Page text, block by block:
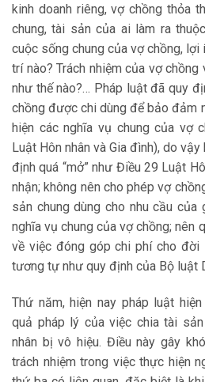
kinh doanh riêng, vợ chồng thỏa
chung, tài sản của ai làm ra
cuộc sống chung của vợ chồng,
trí nào? Trách nhiệm của vợ
như thế nào?… Pháp luật đã quy
chồng được chi dùng để bảo đảm
hiện các nghĩa vụ chung của vợ
Luật Hôn nhân và Gia đình), do
định quá “mở” như Điều 29 Luật
nhận; không nên cho phép vợ
sản chung dùng cho nhu cầu
nghĩa vụ chung của vợ chồng; nên
về việc đóng góp chi phí cho đời
tương tự như quy định của Bộ luật
Thứ năm, hiện nay pháp luật
quả pháp lý của việc chia tài
nhân bị vô hiệu. Điều này gây
trách nhiệm trong việc thực hiện